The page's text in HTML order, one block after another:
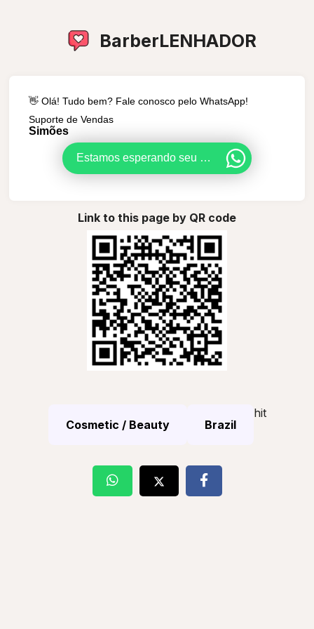
BarberLENHADOR
👋 Olá! Tudo bem? Fale conosco pelo WhatsApp!
Suporte de Vendas
Simões
Estamos esperando seu contato. Inicie uma conversa abaixo.
Link to this page by QR code
Cosmetic / Beauty Brazil
hit